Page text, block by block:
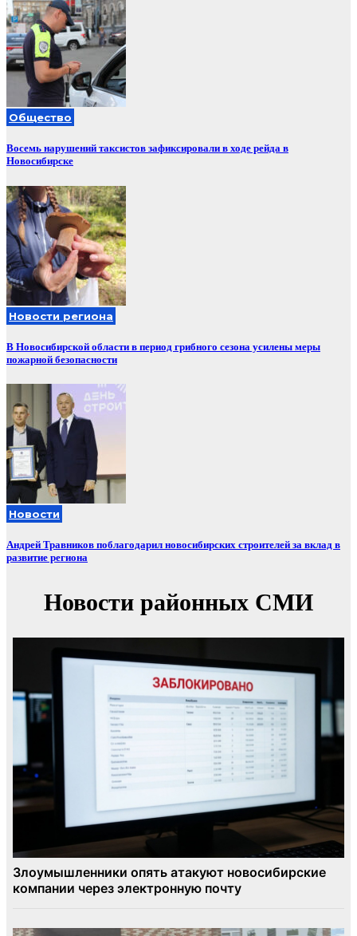
Общество
Восемь нарушений таксистов зафиксировали в ходе рейда в
Новосибирске
Новости региона
В Новосибирской области в период грибного сезона усилены меры
пожарной безопасности
Новости
Андрей Травников поблагодарил новосибирских строителей за вклад в
развитие региона